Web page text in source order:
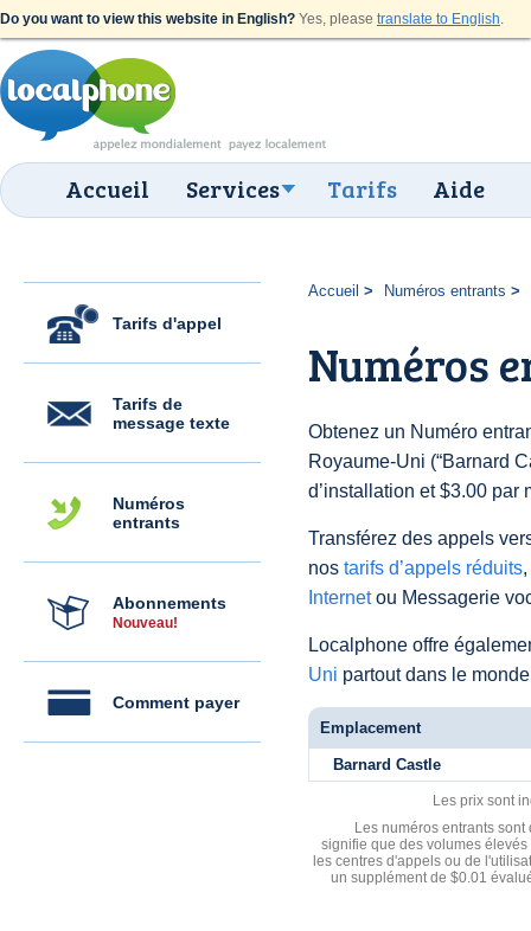
Do you want to view this website in English? Yes, please translate to English.
Accueil Services Tarifs Aide
Tarifs d'appel
Tarifs de
message texte
Numéros
entrants
Abonnements
Nouveau!
Comment payer
Accueil Numéros entrants
Numéros
Obtenez un Numéro
Royaume-Uni (“Barnard
d’installation et $3.00 par
Transférez des appels
nos tarifs d’appels réduits
Internetou Messagerie
Localphone offre
Uni partout dans le
Emplacement
Barnard Castle
Les prix sont
Les numéros entrants
signifie que des volumes
les centres d'appels ou de
un supplément de $0.01